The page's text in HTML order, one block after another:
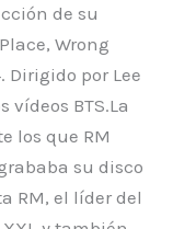
de su
Wrong
Dirigido por Lee
BTS.La
los que RM
su disco
RM, el líder del